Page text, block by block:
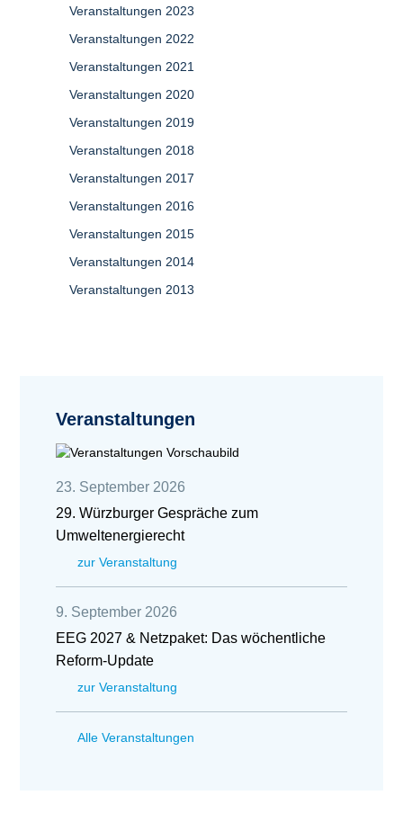
Veranstaltungen 2023
Veranstaltungen 2022
Veranstaltungen 2021
Veranstaltungen 2020
Veranstaltungen 2019
Veranstaltungen 2018
Veranstaltungen 2017
Veranstaltungen 2016
Veranstaltungen 2015
Veranstaltungen 2014
Veranstaltungen 2013
Veranstaltungen
23. September 2026
29. Würzburger Gespräche zum
Umweltenergierecht
zur Veranstaltung
9. September 2026
EEG 2027 & Netzpaket: Das wöchentliche
Reform-Update
zur Veranstaltung
Alle Veranstaltungen